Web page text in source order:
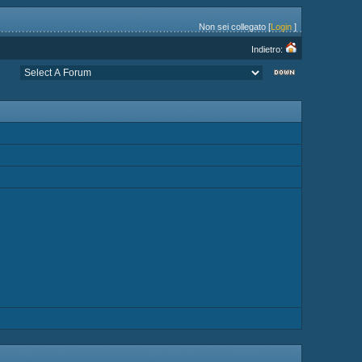
Non sei collegato [Login]
Indietro: